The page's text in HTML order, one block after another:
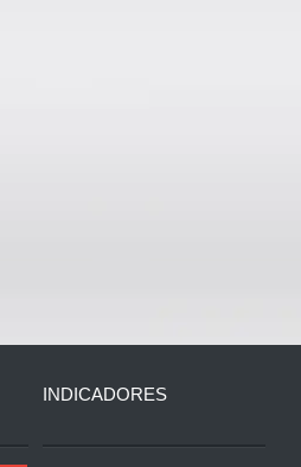
INDICADORES